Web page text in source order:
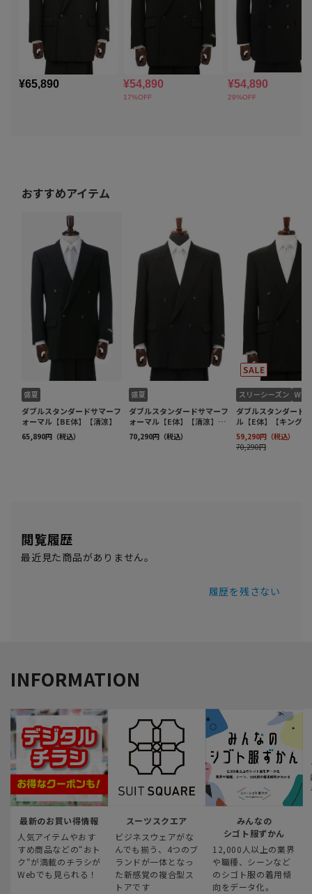
閲覧履歴
最近見た商品がありません。
履歴を残さない
INFORMATION
最新のお買い得情報
人気アイテムやおす
すめ商品などの“おト
ク“が満載のチラシが
Webでも見られる！
スーツスクエア
ビジネスウェアがな
んでも揃う、4つのブ
ランドが一体となっ
た新感覚の複合型ス
トアです
みんなの
シゴト服ずかん
12,000人以上の業界
や職種、シーンなど
のシゴト服の着用傾
向をデータ化。